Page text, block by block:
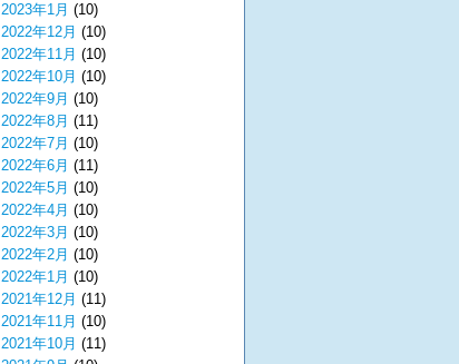
2023年1月 (10)
2022年12月 (10)
2022年11月 (10)
2022年10月 (10)
2022年9月 (10)
2022年8月 (11)
2022年7月 (10)
2022年6月 (11)
2022年5月 (10)
2022年4月 (10)
2022年3月 (10)
2022年2月 (10)
2022年1月 (10)
2021年12月 (11)
2021年11月 (10)
2021年10月 (11)